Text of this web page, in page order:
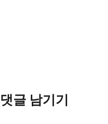
댓글 남기기